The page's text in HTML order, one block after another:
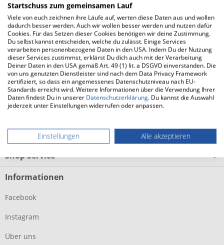
HOKA Clifton 9 GTX (Herren) mit reaktiver...
mehr
FAQ
FAQs zum HOKA Clifton 9 GTX (Herren)mehr
Laufsocken Herren
Service Hotline Onlineshop
Shop Service
Informationen
Facebook
Instagram
Über uns
Startschuss zum gemeinsamen Lauf
Viele von euch zeichnen ihre Läufe auf, werten diese Daten aus und wollen
dadurch besser werden. Auch wir wollen besser werden und nutzen dafür
Cookies. Für das Setzen dieser Cookies benötigen wir deine Zustimmung.
Du selbst kannst entscheiden, welche du zulässt. Einige Services
verarbeiten personenbezogene Daten in den USA. Indem Du der Nutzung
dieser Services zustimmst, erklärst Du dich auch mit der Verarbeitung
Deiner Daten in den USA gemäß Art. 49 (1) lit. a DSGVO einverstanden. Die
von uns genutzten Dienstleister sind nach dem Data Privacy Framework
zertifiziert, so dass ein angemessenes Datenschutzniveau nach EU-
Standards erreicht wird. Weitere Informationen über die Verwendung Ihrer
Daten findest Du in unserer Datenschutzerklärung. Du kannst die Auswahl
jederzeit unter Einstellungen widerrufen oder anpassen.
Einstellungen Alle akzeptieren